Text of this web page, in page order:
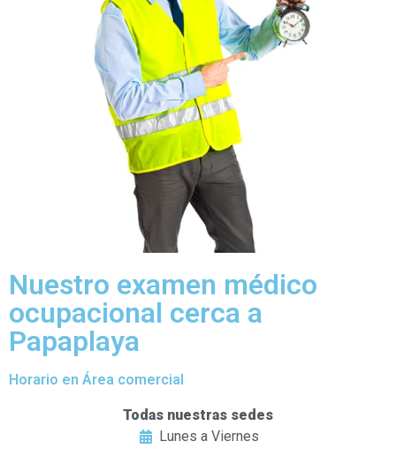
Nuestro examen médico
ocupacional cerca a
Papaplaya
Horario en Área comercial
Todas nuestras sedes
Lunes a Viernes